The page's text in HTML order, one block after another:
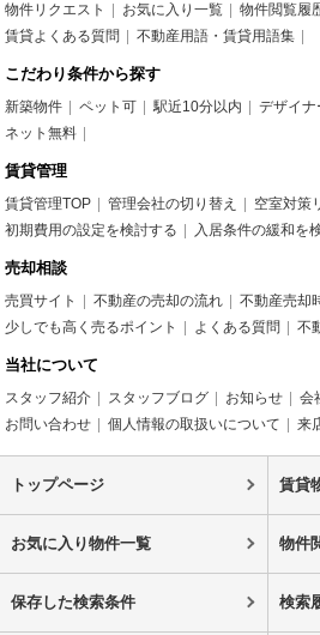
物件リクエスト
お気に入り一覧 物件閲覧履
賃貸よくある質問
不動産用語・賃貸用語集
こだわり条件から探す
新築物件 ペット可 駅近10分以内 デザイナ
ネット無料
賃貸管理
賃貸管理TOP 管理会社の切り替え
空室対策
初期費用の設定を検討する
入居条件の緩和を
売却相談
売買サイト 不動産の売却の流れ
不動産売却
少しでも高く売るポイント
よくある質問 不
当社について
スタッフ紹介 スタッフブログ お知らせ 会
お問い合わせ
個人情報の取扱いについて 来
トップページ 賃貸
お気に入り物件一覧 物件
保存した検索条件 検索